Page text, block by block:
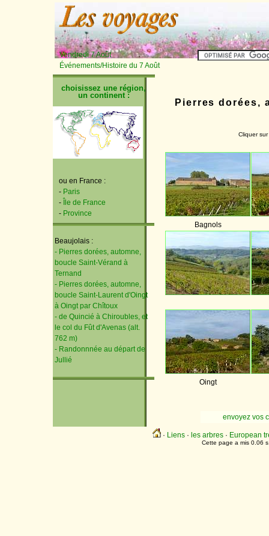
Vendredi 7 Août
Événements/Histoire du 7 Août
choisissez une région,
un continent :
ou en France :
- Paris
-
Île de France
- Province
Beaujolais :
- Pierres dorées, automne,
boucle Saint-Vérand à
Ternand
- Pierres dorées, automne,
boucle Saint-Laurent d'Oingt
à Oingt par Chîtoux
- de Quincié à Chiroubles, et
le col du Fût d'Avenas (alt.
762 m)
- Randonnnée au départ de
Jullié
Pierres dorées,
Cliquer
Bagnols
Oingt
envoyez vos
· Liens· les arbres· European
Cette page a mis 0.06